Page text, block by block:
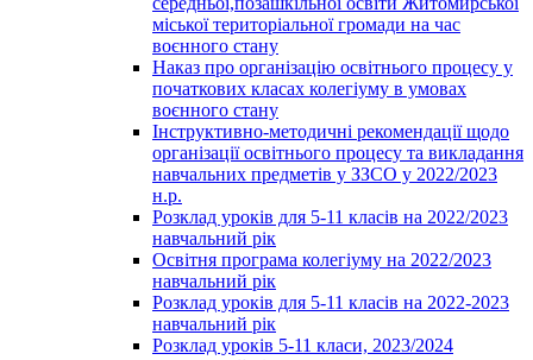
міської територіальної громади на час
воєнного стану
Наказ про організацію освітнього процесу у
початкових класах колегіуму в умовах
воєнного стану
Інструктивно-методичні рекомендації щодо
організації освітнього процесу та викладання
навчальних предметів у ЗЗСО у 2022/2023
н.р.
Розклад уроків для 5-11 класів на 2022/2023
навчальний рік
Освітня програма колегіуму на 2022/2023
навчальний рік
Розклад уроків для 5-11 класів на 2022-2023
навчальний рік
Розклад уроків 5-11 класи, 2023/2024